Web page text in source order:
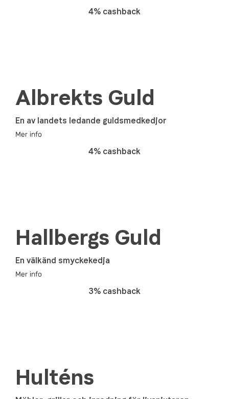
4% cashback
Albrekts Guld
En av landets ledande guldsmedkedjor
Mer info
4% cashback
Hallbergs Guld
En välkänd smyckekedja
Mer info
3% cashback
Hulténs